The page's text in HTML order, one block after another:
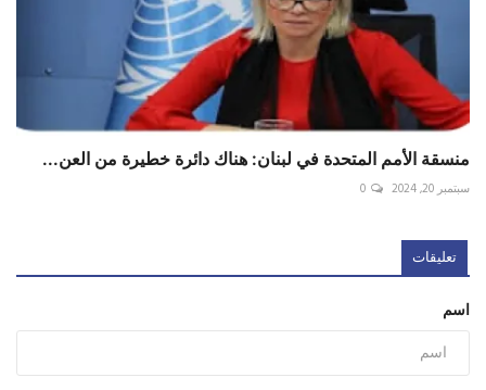
منسقة الأمم المتحدة في ‎لبنان: هناك دائرة خطيرة من العن...
سبتمبر 20, 2024 0
تعليقات
اسم